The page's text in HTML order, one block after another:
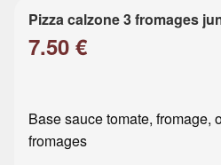
Pizza calzone 3 fromages
7.50 €
Base sauce tomate, fromage,
fromages